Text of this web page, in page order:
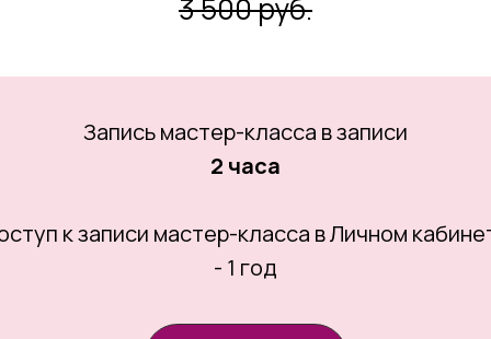
3 500 руб.
Запись мастер-класса в записи
2 часа
к записи мастер-класса в Личном
- 1 год